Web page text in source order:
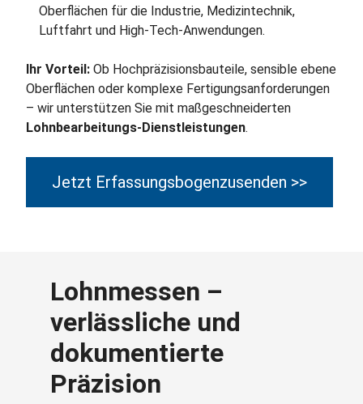
Oberflächen für die Industrie, Medizintechnik,
Luftfahrt und High‑Tech‑Anwendungen.
Ihr Vorteil: Ob Hochpräzisionsbauteile, sensible ebene
Oberflächen oder komplexe Fertigungsanforderungen
– wir unterstützen Sie mit maßgeschneiderten
Lohnbearbeitungs‑Dienstleistungen.
Jetzt Erfassungsbogenzusenden >>
Lohnmessen –
verlässliche und
dokumentierte
Präzision